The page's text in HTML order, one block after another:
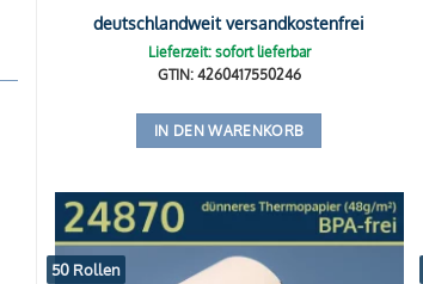
deutschlandweit versandkostenfrei
Lieferzeit: sofort lieferbar
GTIN: 4260417550246
IN DEN WARENKORB
50 Rollen